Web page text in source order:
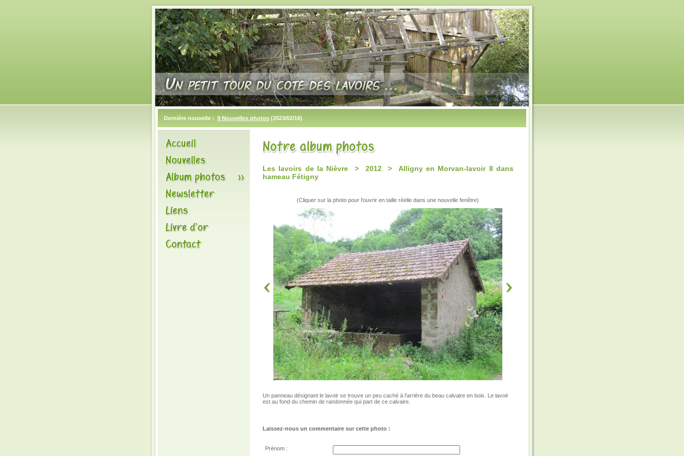
Dernière nouvelle : 9 Nouvelles photos (2023/02/16)
Les lavoirs de la Nièvre > 2012 > Alligny en Morvan-lavoir 8 dans
hameau Fétigny
(Cliquer sur la photo pour l'ouvrir en taille réelle dans une nouvelle fenêtre)
Un panneau désignant le lavoir se trouve un peu caché à l'arrière du beau calvaire en bois. Le lavoir
est au fond du chemin de randonnée qui part de ce calvaire.
Laissez-nous un commentaire sur cette photo :
Prénom :